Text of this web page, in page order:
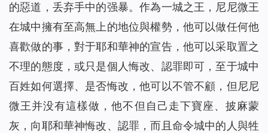
的惡道，丢弃手中的强暴。作為一城之王，尼尼微王
在城中擁有至高無上的地位與權勢，他可以做任何他
喜歡做的事，對于耶和華神的宣告，他可以采取置之
不理的態度，或只是個人悔改、認罪即可，至于城中
百姓如何選擇、是否悔改，他可以不管不顧，但尼尼
微王并没有這樣做，他不但自己走下寶座、披麻蒙
灰，向耶和華神悔改、認罪，而且命令城中的人與牲